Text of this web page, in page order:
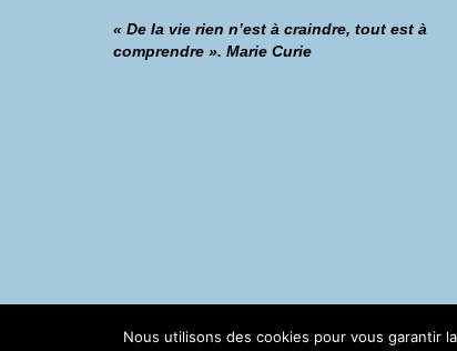
« De la vie rien n’est à craindre, tout est à
comprendre ». Marie Curie
©Catherine Montillot
Nous utilisons des cookies pour vous garantir